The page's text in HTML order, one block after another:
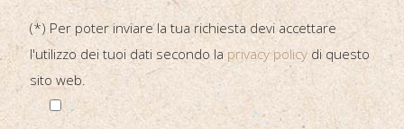
(*) Per poter inviare la tua richiesta devi accettare
l'utilizzo dei tuoi dati secondo la privacy policy di questo
sito web.